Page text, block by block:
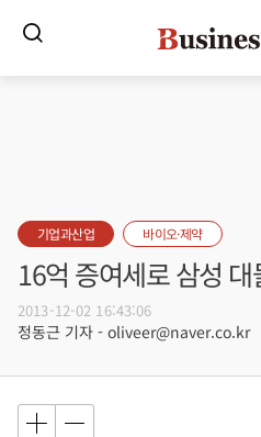
기업과산업 바이오·제약
16억 증여세로 삼성
2013-12-02 16:43:06
정동근 기자 - oliveer@naver.co.kr